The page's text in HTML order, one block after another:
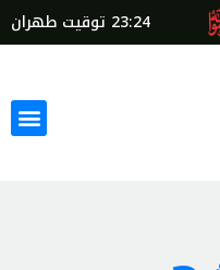
23:24 توقيت طهران